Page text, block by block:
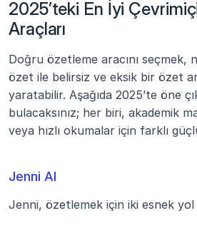
2025’teki En İyi
Araçları
Doğru özetleme aracını seçmek,
özet ile belirsiz ve eksik bir özet
yaratabilir. Aşağıda 2025’te öne
bulacaksınız; her biri, akademik
veya hızlı okumalar için farklı
Jenni AI
Jenni, özetlemek için iki esnek yol